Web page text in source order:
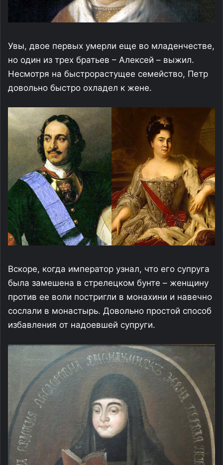
Увы, двое первых умерли еще во младенчестве,
но один из трех братьев – Алексей – выжил.
Несмотря на быстрорастущее семейство, Петр
довольно быстро охладел к жене.
Вскоре, когда император узнал, что его супруга
была замешена в стрелецком бунте – женщину
против ее воли постригли в монахини и навечно
сослали в монастырь. Довольно простой способ
избавления от надоевшей супруги.